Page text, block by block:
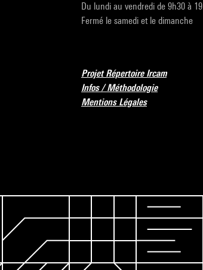
Du lundi au vendredi de 9h30 à
Fermé le samedi et le dimanche
Projet Répertoire Ircam
Infos / Méthodologie
Mentions Légales